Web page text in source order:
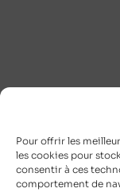
Pour offrir les
les cookies pour
consentir à ces
comportement de